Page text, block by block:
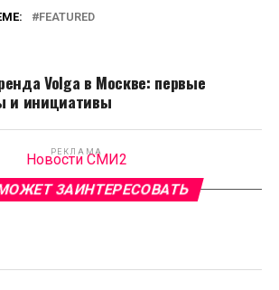
FEATURED
Volga в Москве: первые
и инициативы
РЕКЛАМА
Новости СМИ2
ЗАИНТЕРЕСОВАТЬ